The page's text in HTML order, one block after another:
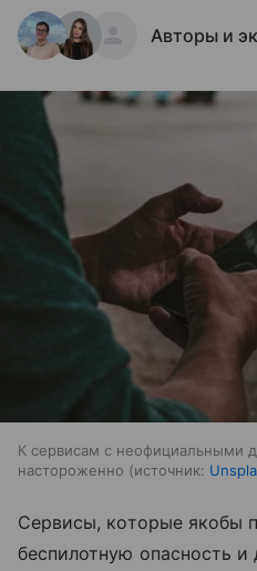
Авторы и
К сервисам с неофициальными
настороженно
источник:
Сервисы, которые якобы
беспилотную опасность и